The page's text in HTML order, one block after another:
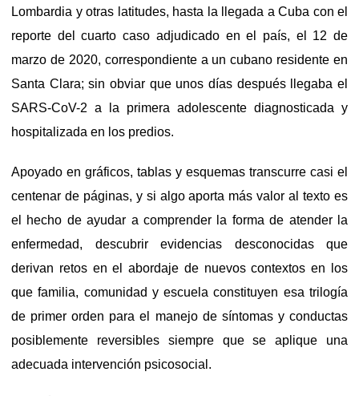
Lombardia y otras latitudes, hasta la llegada a Cuba con el
reporte del cuarto caso adjudicado en el país, el 12 de
marzo de 2020, correspondiente a un cubano residente en
Santa Clara; sin obviar que unos días después llegaba el
SARS-CoV-2 a la primera adolescente diagnosticada y
hospitalizada en los predios.
Apoyado en gráficos, tablas y esquemas transcurre casi el
centenar de páginas, y si algo aporta más valor al texto es
el hecho de ayudar a comprender la forma de atender la
enfermedad, descubrir evidencias desconocidas que
derivan retos en el abordaje de nuevos contextos en los
que familia, comunidad y escuela constituyen esa trilogía
de primer orden para el manejo de síntomas y conductas
posiblemente reversibles siempre que se aplique una
adecuada intervención psicosocial.